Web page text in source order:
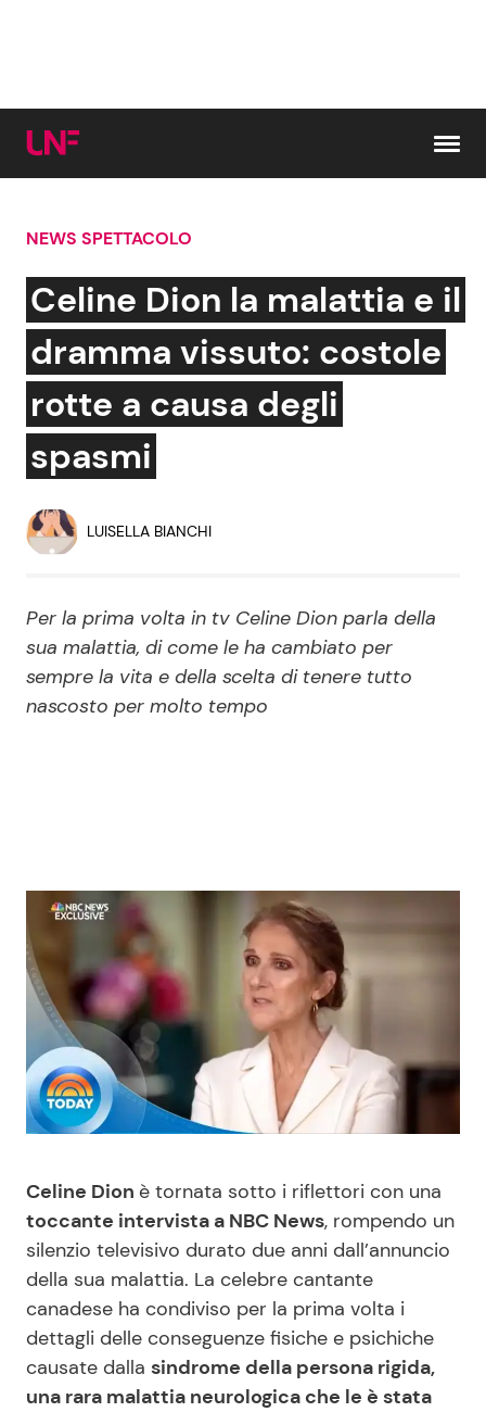
Cerca:
News e Cronaca
Attualità Italiana
Economia
Politica
Gossip e TV
Bellezze VIP
Reality e Talent
Soap Opera
News Spettacolo
Benessere
Casa
Moda e Style
Mondo Mamma
News benessere
Salute
Viaggi e Turismo
Cucina e Ricette
Consigli di Cucina
Dolci
Le Ricette in TV
Primi Piatti
Ricette Facili e Veloci
Ricette Feste
NEWS SPETTACOLO
Celine Dion la malattia e il
dramma vissuto: costole
rotte a causa degli
spasmi
LUISELLA BIANCHI
Per la prima volta in tv Celine Dion parla della
sua malattia, di come le ha cambiato per
sempre la vita e della scelta di tenere tutto
nascosto per molto tempo
Celine Dion è tornata sotto i riflettori con una
toccante intervista a NBC News, rompendo un
silenzio televisivo durato due anni dall’annuncio
della sua malattia. La celebre cantante
canadese ha condiviso per la prima volta i
dettagli delle conseguenze fisiche e psichiche
causate dalla sindrome della persona rigida,
una rara malattia neurologica che le è stata